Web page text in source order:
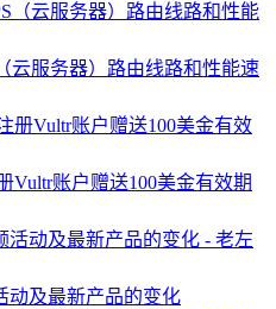
云服务器）路由线路和性能速
Vultr账户赠送100美金有效期
动及最新产品的变化